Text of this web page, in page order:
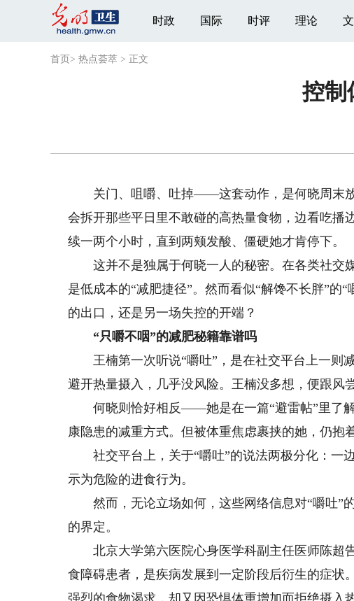
时政 国际 时评 理论
首页 > 热点荟萃 > 正文
控制
关门、咀嚼、吐掉——这套动作，是何晓周末放
会拆开那些平日里不敢碰的高热量食物，边看吃播
续一两个小时，直到两颊发酸、僵硬她才肯停下。
这并不是独属于何晓一人的秘密。在各类社交
是低成本的“减肥捷径”。然而看似“解馋不长胖”的
的出口，还是另一场失控的开端？
“只嚼不咽”的减肥秘籍靠谱吗
王楠第一次听说“嚼吐”，是在社交平台上一则减
避开热量摄入，几乎没风险。王楠没多想，便跟风
何晓则恰好相反——她是在一篇“避雷帖”里了解
康隐患的减重方式。但被体重焦虑裹挟的她，仍抱
社交平台上，关于“嚼吐”的说法两极分化：一
示为危险的进食行为。
然而，无论立场如何，这些网络信息对“嚼吐”
的界定。
北京大学第六医院心身医学科副主任医师陈超
食障碍患者，是疾病发展到一定阶段后衍生的症状
强烈的食物渴求，却又因恐惧体重增加而拒绝摄入